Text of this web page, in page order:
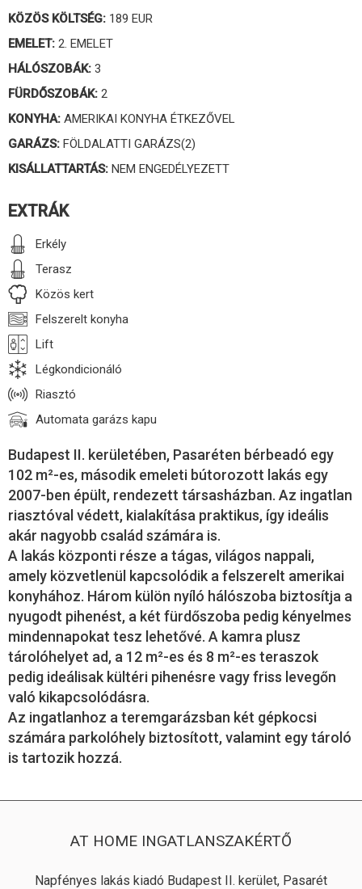
KÖZÖS KÖLTSÉG: 189 EUR
EMELET: 2. EMELET
HÁLÓSZOBÁK: 3
FÜRDŐSZOBÁK: 2
KONYHA: AMERIKAI KONYHA ÉTKEZŐVEL
GARÁZS: FÖLDALATTI GARÁZS(2)
KISÁLLATTARTÁS: NEM ENGEDÉLYEZETT
EXTRÁK
Erkély
Terasz
Közös kert
Felszerelt konyha
Lift
Légkondicionáló
Riasztó
Automata garázs kapu
Budapest II. kerületében, Pasaréten bérbeadó egy
102 m²-es, második emeleti bútorozott lakás egy
2007-ben épült, rendezett társasházban. Az ingatlan
riasztóval védett, kialakítása praktikus, így ideális
akár nagyobb család számára is.
A lakás központi része a tágas, világos nappali,
amely közvetlenül kapcsolódik a felszerelt amerikai
konyhához. Három külön nyíló hálószoba biztosítja a
nyugodt pihenést, a két fürdőszoba pedig kényelmes
mindennapokat tesz lehetővé. A kamra plusz
tárolóhelyet ad, a 12 m²-es és 8 m²-es teraszok
pedig ideálisak kültéri pihenésre vagy friss levegőn
való kikapcsolódásra.
Az ingatlanhoz a teremgarázsban két gépkocsi
számára parkolóhely biztosított, valamint egy tároló
is tartozik hozzá.
AT HOME INGATLANSZAKÉRTŐ
Napfényes lakás kiadó Budapest II. kerület, Pasarét